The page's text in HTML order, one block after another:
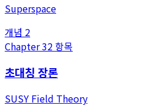
Superspace
개념 2
Chapter32 항목
초대칭 장론
SUSY Field Theory